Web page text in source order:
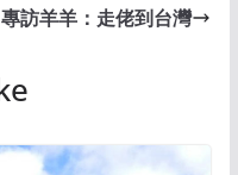
專訪羊羊：走佬到台灣